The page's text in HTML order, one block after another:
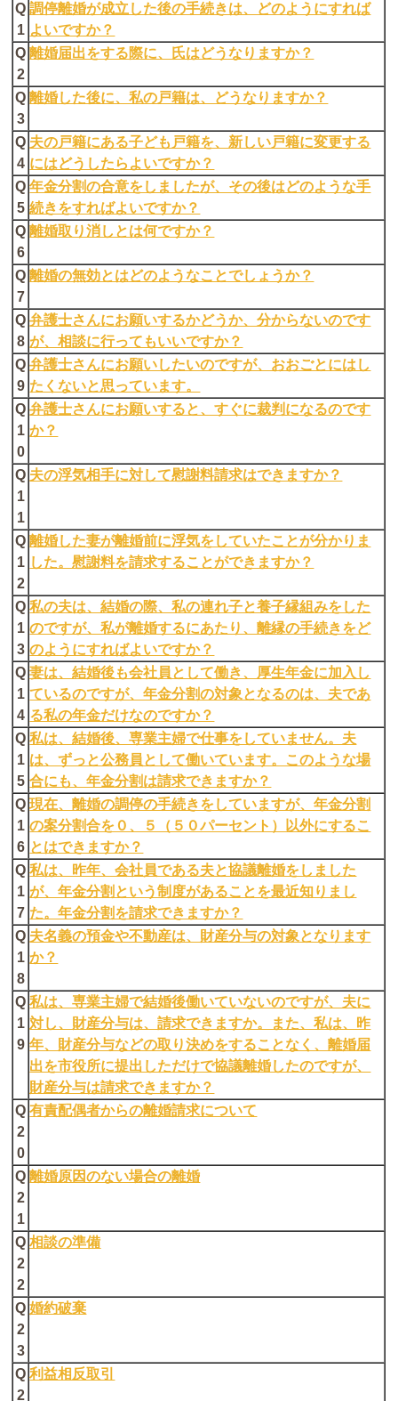
Q
1
調停離婚が成立した後の手続きは、どのようにすれば
よいですか？
Q
2
離婚届出をする際に、氏はどうなりますか？
Q
3
離婚した後に、私の戸籍は、どうなりますか？
Q
4
夫の戸籍にある子ども戸籍を、新しい戸籍に変更する
にはどうしたらよいですか？
Q
5
年金分割の合意をしましたが、その後はどのような手
続きをすればよいですか？
Q
6
離婚取り消しとは何ですか？
Q
7
離婚の無効とはどのようなことでしょうか？
Q
8
弁護士さんにお願いするかどうか、分からないのです
が、相談に行ってもいいですか？
Q
9
弁護士さんにお願いしたいのですが、おおごとにはし
たくないと思っています。
Q
1
0
弁護士さんにお願いすると、すぐに裁判になるのです
か？
Q
1
1
夫の浮気相手に対して慰謝料請求はできますか？
Q
1
2
離婚した妻が離婚前に浮気をしていたことが分かりま
した。慰謝料を請求することができますか？
Q
1
3
私の夫は、結婚の際、私の連れ子と養子縁組みをした
のですが、私が離婚するにあたり、離縁の手続きをど
のようにすればよいですか？
Q
1
4
妻は、結婚後も会社員として働き、厚生年金に加入し
ているのですが、年金分割の対象となるのは、夫であ
る私の年金だけなのですか？
Q
1
5
私は、結婚後、専業主婦で仕事をしていません。夫
は、ずっと公務員として働いています。このような場
合にも、年金分割は請求できますか？
Q
1
6
現在、離婚の調停の手続きをしていますが、年金分割
の案分割合を０、５（５０パーセント）以外にするこ
とはできますか？
Q
1
7
私は、昨年、会社員である夫と協議離婚をしました
が、年金分割という制度があることを最近知りまし
た。年金分割を請求できますか？
Q
1
8
夫名義の預金や不動産は、財産分与の対象となります
か？
Q
1
9
私は、専業主婦で結婚後働いていないのですが、夫に
対し、財産分与は、請求できますか。また、私は、昨
年、財産分与などの取り決めをすることなく、離婚届
出を市役所に提出しただけで協議離婚したのですが、
財産分与は請求できますか？
Q
2
0
有責配偶者からの離婚請求について
Q
2
1
離婚原因のない場合の離婚
Q
2
2
相談の準備
Q
2
3
婚約破棄
Q
2
利益相反取引